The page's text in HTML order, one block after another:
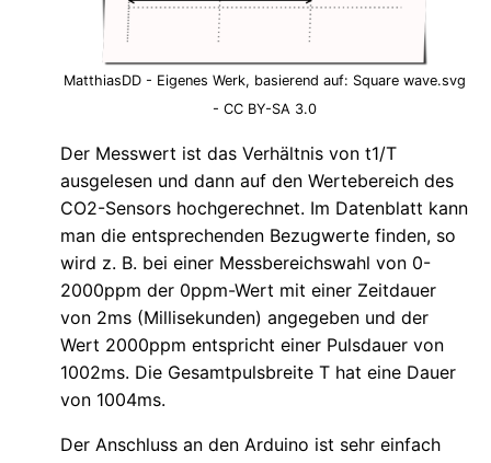
MatthiasDD - Eigenes Werk, basierend auf: Square wave.svg
- CC BY-SA 3.0
Der Messwert ist das Verhältnis von t1/T
ausgelesen und dann auf den Wertebereich des
CO2-Sensors hochgerechnet. Im Datenblatt kann
man die entsprechenden Bezugwerte finden, so
wird z. B. bei einer Messbereichswahl von 0-
2000ppm der 0ppm-Wert mit einer Zeitdauer
von 2ms (Millisekunden) angegeben und der
Wert 2000ppm entspricht einer Pulsdauer von
1002ms. Die Gesamtpulsbreite T hat eine Dauer
von 1004ms.
Der Anschluss an den Arduino ist sehr einfach